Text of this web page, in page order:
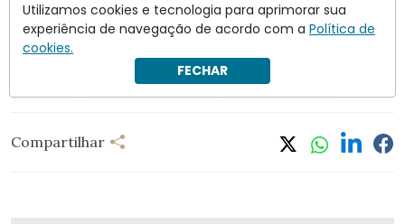
Compartilhar
Utilizamos cookies e tecnologia para aprimorar sua
experiência de navegação de acordo com a Política de
cookies.
FECHAR